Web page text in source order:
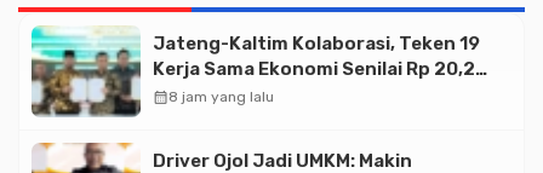
Jateng-Kaltim Kolaborasi, Teken 19
Kerja Sama Ekonomi Senilai Rp 20,2
Triliun
calendar_month8 jam yang lalu
Driver Ojol Jadi UMKM: Makin